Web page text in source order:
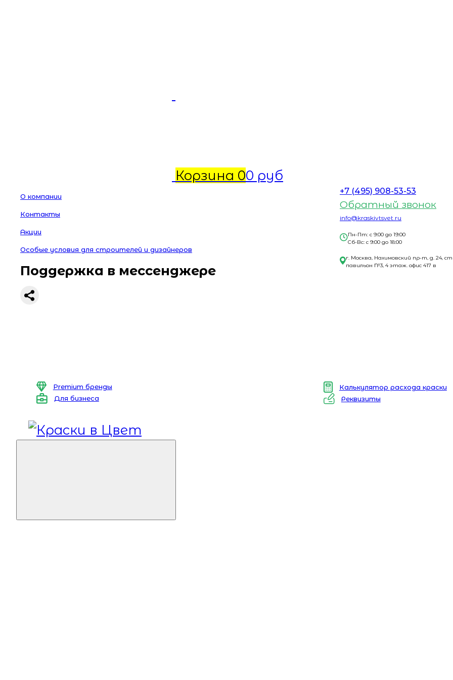
Корзина 00 руб
О компании
Контакты
Акции
Особые условия для строителей и дизайнеров
Поддержка в мессенджере
+7 (495) 908-53-53
Обратный звонок
info@kraskivtsvet.ru
Пн-Пт: с 9:00 до 19:00
Сб-Вс: с 9:00 до 18:00
г. Москва, Нахимовский пр-т, д. 24,
павильон №3, 4 этаж. офис 417 в
Premium бренды
Калькулятор расхода краски
Для бизнеса
Реквизиты